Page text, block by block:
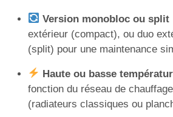
Version monobloc ou split
extérieur (compact), ou duo
(split) pour une maintenance
Haute ou basse
fonction du réseau de
(radiateurs classiques ou